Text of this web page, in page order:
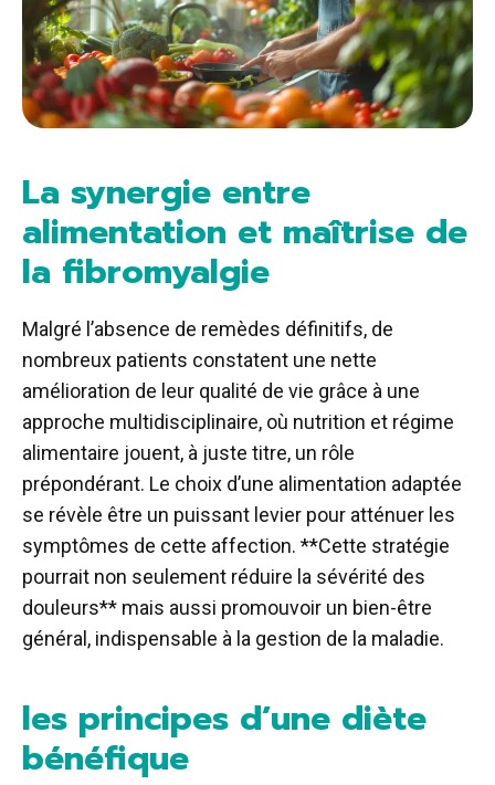
La synergie entre
alimentation et maîtrise de
la fibromyalgie
Malgré l’absence de remèdes définitifs, de
nombreux patients constatent une nette
amélioration de leur qualité de vie grâce à une
approche multidisciplinaire, où nutrition et régime
alimentaire jouent, à juste titre, un rôle
prépondérant. Le choix d’une alimentation adaptée
se révèle être un puissant levier pour atténuer les
symptômes de cette affection. **Cette stratégie
pourrait non seulement réduire la sévérité des
douleurs** mais aussi promouvoir un bien-être
général, indispensable à la gestion de la maladie.
les principes d’une diète
bénéfique